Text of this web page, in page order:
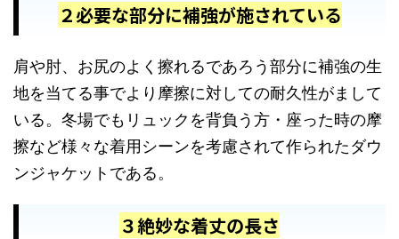
２必要な部分に補強が施されている
肩や肘、お尻のよく擦れるであろう部分に補強の生
地を当てる事でより摩擦に対しての耐久性がまして
いる。冬場でもリュックを背負う方・座った時の摩
擦など様々な着用シーンを考慮されて作られたダウ
ンジャケットである。
３絶妙な着丈の長さ